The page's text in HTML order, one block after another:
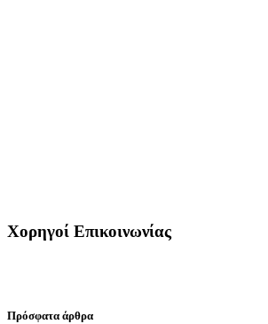
Χορηγοί Επικοινωνίας
Πρόσφατα άρθρα